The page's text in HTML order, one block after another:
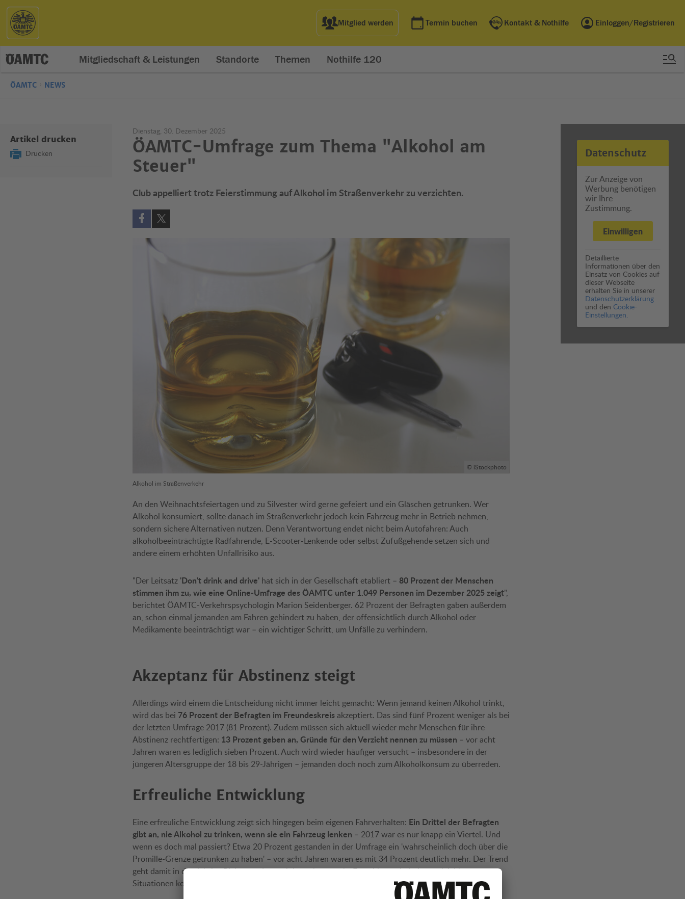
Mitglied werden Termin buchen Kontakt & Nothilfe Einloggen/Registrieren
Mitgliedschaft & Leistungen Standorte Themen Nothilfe 120
ÖAMTC NEWS
Datenschutz
Zur Anzeige von
Werbung benötigen
wir Ihre
Zustimmung.
Einwilligen
Detaillierte
Informationen über den
Einsatz von Cookies auf
dieser Webseite
erhalten Sie in unserer
Datenschutzerklärung
und den Cookie-
Einstellungen.
Artikel drucken
Drucken
Dienstag, 30. Dezember 2025
ÖAMTC-Umfrage zum Thema "Alkohol am
Steuer"
Club appelliert trotz Feierstimmung auf Alkohol im Straßenverkehr zu verzichten.
Auf Facebook teilen (öffnet in neuem Fenster)
Auf X teilen (öffnet in neuem Fenster)
© iStockphoto
Alkohol im Straßenverkehr
An den Weihnachtsfeiertagen und zu Silvester wird gerne gefeiert und ein Gläschen getrunken. Wer
Alkohol konsumiert, sollte danach im Straßenverkehr jedoch kein Fahrzeug mehr in Betrieb nehmen,
sondern sichere Alternativen nutzen. Denn Verantwortung endet nicht beim Autofahren: Auch
alkoholbeeinträchtigte Radfahrende, E-Scooter-Lenkende oder selbst Zufußgehende setzen sich und
andere einem erhöhten Unfallrisiko aus.
"Der Leitsatz 'Don't drink and drive' hat sich in der Gesellschaft etabliert – 80 Prozent der Menschen
stimmen ihm zu, wie eine Online-Umfrage des ÖAMTC unter 1.049 Personen im Dezember 2025 zeigt",
berichtet ÖAMTC-Verkehrspsychologin Marion Seidenberger. 62 Prozent der Befragten gaben außerdem
an, schon einmal jemanden am Fahren gehindert zu haben, der offensichtlich durch Alkohol oder
Medikamente beeinträchtigt war – ein wichtiger Schritt, um Unfälle zu verhindern.
Akzeptanz für Abstinenz steigt
Allerdings wird einem die Entscheidung nicht immer leicht gemacht: Wenn jemand keinen Alkohol trinkt,
wird das bei 76 Prozent der Befragten im Freundeskreisakzeptiert. Das sind fünf Prozent weniger als bei
der letzten Umfrage 2017 (81 Prozent). Zudem müssen sich aktuell wieder mehr Menschen für ihre
Abstinenz rechtfertigen: 13 Prozent geben an, Gründe für den Verzicht nennen zu müssen – vor acht
Jahren waren es lediglich sieben Prozent. Auch wird wieder häufiger versucht – insbesondere in der
jüngeren Altersgruppe der 18 bis 29-Jährigen – jemanden doch noch zum Alkoholkonsum zu überreden.
Erfreuliche Entwicklung
Eine erfreuliche Entwicklung zeigt sich hingegen beim eigenen Fahrverhalten: Ein Drittel der Befragten
gibt an, nie Alkohol zu trinken, wenn sie ein Fahrzeug lenken – 2017 war es nur knapp ein Viertel. Und
wenn es doch mal passiert? Etwa 20 Prozent gestanden in der Umfrage ein 'wahrscheinlich doch über die
Promille-Grenze getrunken zu haben' – vor acht Jahren waren es mit 34 Prozent deutlich mehr. Der Trend
geht damit in die richtige Richtung, dennoch braucht es mehr Entschlossenheit, in vergleichbaren
Situationen konsequent auf das Lenken eines Fahrzeugs zu verzichten.